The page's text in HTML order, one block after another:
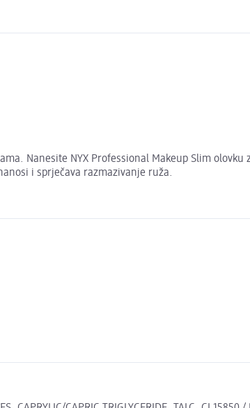
Nanesite NYX Professional Makeup Slim
i sprječava razmazivanje ruža.